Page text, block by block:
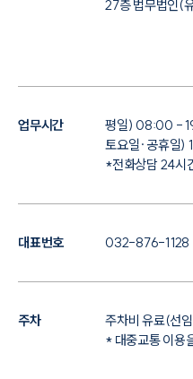
27층 법무법인(
업무시간
평일) 08:00 -
토요일·공휴일
*전화상담 24시
대표번호 032-876-1128
주차
주차비 유료(선
* 대중교통 이용